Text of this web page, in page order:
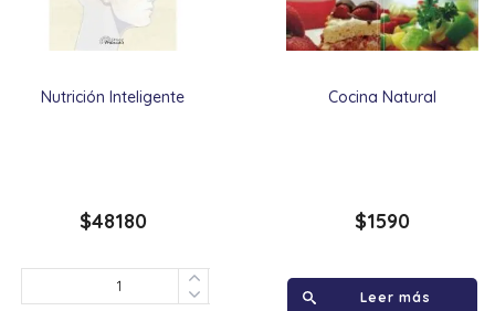
Nutrición Inteligente
$48180
Cocina Natural
$1590
Leer más